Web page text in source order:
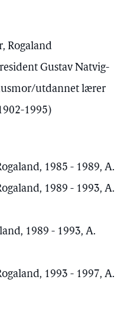
Rogaland
Gustav Natvig-
utdannet lærer
1995)
1985 - 1989, A.
1989 - 1993, A.
1989 - 1993, A.
1993 - 1997, A.